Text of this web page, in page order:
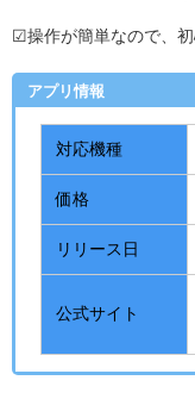
☑操作が簡単なので、
アプリ情報
対応機種
価格
リリース日
公式サイト